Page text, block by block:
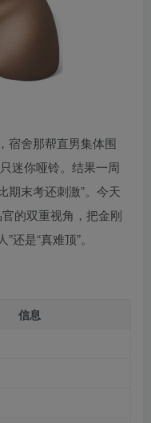
宿舍那帮直男集体围
迷你哑铃。结果一周
末考还刺激”。今天
的双重视角，把金刚
还是“真难顶”。
信息